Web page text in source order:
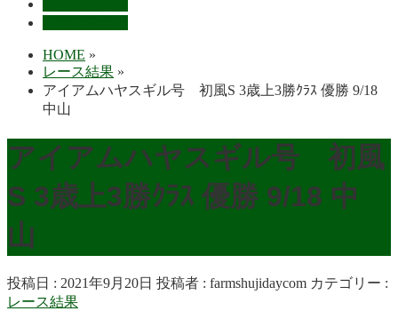
HOME »
レース結果 »
アイアムハヤスギル号 初風S 3歳上3勝ｸﾗｽ 優勝 9/18
中山
アイアムハヤスギル号 初風
S 3歳上3勝ｸﾗｽ 優勝 9/18 中
山
投稿日 : 2021年9月20日 投稿者 : farmshujidaycom カテゴリー :
レース結果